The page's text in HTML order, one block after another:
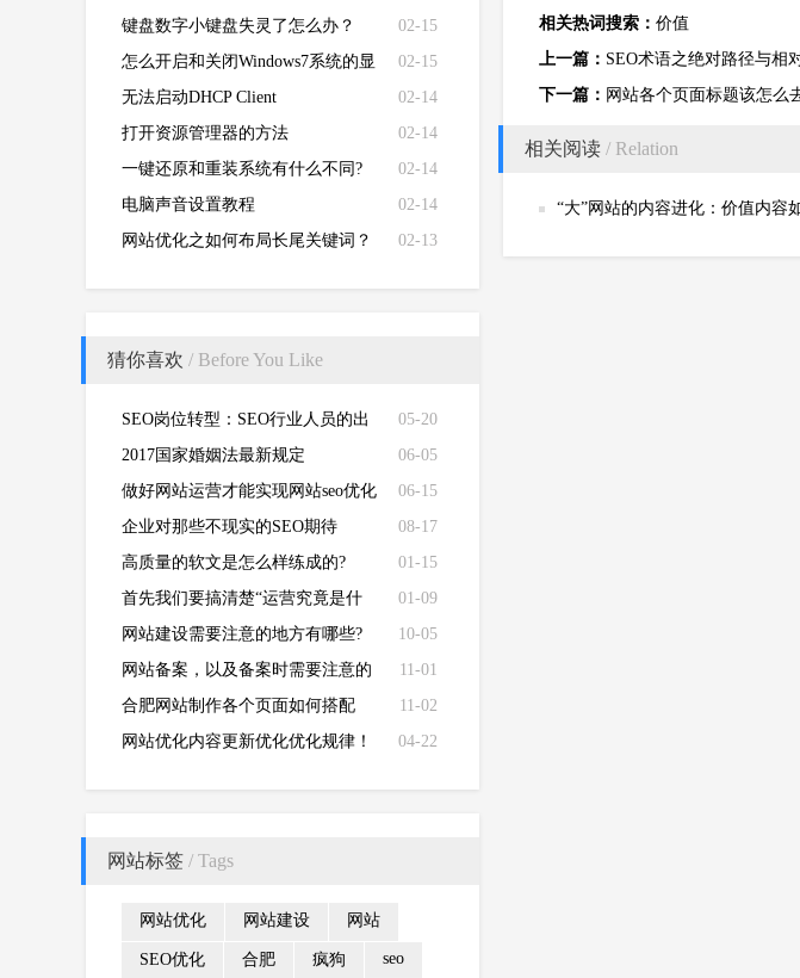
02-15
键盘数字小键盘失灵了怎么办？
02-15
怎么开启和关闭Windows7系统的显
卡硬件加速功能
02-14
无法启动DHCP Client
02-14
打开资源管理器的方法
02-14
一键还原和重装系统有什么不同?
02-14
电脑声音设置教程
02-13
网站优化之如何布局长尾关键词？
猜你喜欢 / Before You Like
05-20
SEO岗位转型：SEO行业人员的出
路在哪里？
06-05
2017国家婚姻法最新规定
06-15
做好网站运营才能实现网站seo优化
的真实意图？
08-17
企业对那些不现实的SEO期待
01-15
高质量的软文是怎么样练成的?
01-09
首先我们要搞清楚“运营究竟是什
么？”
10-05
网站建设需要注意的地方有哪些?
11-01
网站备案，以及备案时需要注意的
事项有哪些？
11-02
合肥网站制作各个页面如何搭配
04-22
网站优化内容更新优化优化规律！
网站标签 / Tags
网站优化 网站建设 网站
SEO优化 合肥 疯狗 seo
相关热词搜索： 价值
上一篇： SEO术语之绝对路径与相
下一篇： 网站各个页面标题该怎么
相关阅读 / Relation
“大”网站的内容进化：价值内容